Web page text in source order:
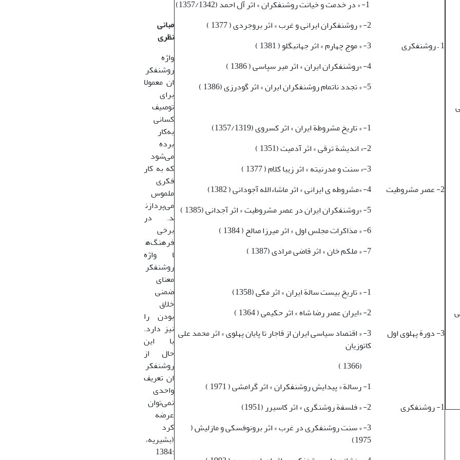
1 – روشنفکری
2- « روشنفکران ایرانی و غرب » اثر بروجردی ( 1377 )
3- « موج چهارم » اثر جهانبگلو ( 1381 )
4- «روشنفکران ایران » اثر میر سپاسی ( 1386 )
5- « تجدد ناتمام روشنفکران ایران » اثر گودرزی (1386 )
2- عصر مشروطیت
1- « تاریخ مشروطة ایران » اثر کسروی (1357/1319)
2-« اندیشة ترقی » اثر آدمیت (1351 )
3-« سنت و مدرنیته » اثر زیبا کلام ( 1377 )
4- «مشروطه ی ایرانی » اثر ماشاءالله آجودانی ( 1382)
5- «روشنفکران ایران در عصر مشروطیت » اثر آجدانی (1385 )
6- « مذاکرات مجلس اول » اثر میرزا صالح ( 1384 )
7- « ملکم خان » اثر قاضی مرادی (1387 )
3- دورة پهلوی اول
1- « تاریخ بیست سالة ایران » اثر مکی (1358)
2- «ایران عصر رضا شاه » اثر حکیمی ( 1364 )
3- « اقتصاد سیاسی ایران از قاجار تا پایان پهلوی » اثر محمد علی
کاتوزیان
(1366 )
1- روشنفکری
1- رسالة « پیدایش روشنفکران » اثر گرامشی ( 1971 )
2- « فلسفة روشنگری » اثر کاسیرر (1951)
3- « سنت روشنفکری در غرب » اثر برونوفسکی و مازلیش (
1975)
مبانی
نظری
واژه
روشنفکر
ان معمولا
برای
توصیف
کسانی
به‌کار
برده
می‌شود
که به کار
فکری
ملموس
می‌پردازن
د. در
برخی
فرهنگ‌ه
ا واژه
روشنفکر
معنای
ضمنی
خلاق
بودن را
نیز دارد.
با این
حال از
روشنفکر
ان تعریف
واحدی
نمی‌توان
عرضه
کرد
(بشیریه،
:1384